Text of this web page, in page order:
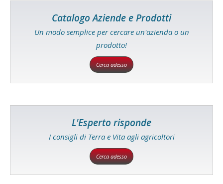
Catalogo Aziende e Prodotti
Un modo semplice per cercare un'azienda o un
prodotto!
Cerca adesso
L'Esperto risponde
I consigli di Terra e Vita agli agricoltori
Cerca adesso